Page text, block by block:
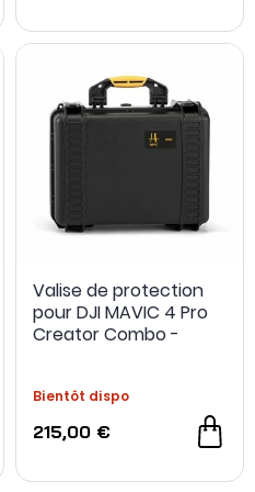
Valise de protection
pour DJI MAVIC 4 Pro
Creator Combo -
Bientôt dispo
215,00 €